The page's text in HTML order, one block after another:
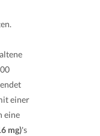
einer
eine
mg)'s